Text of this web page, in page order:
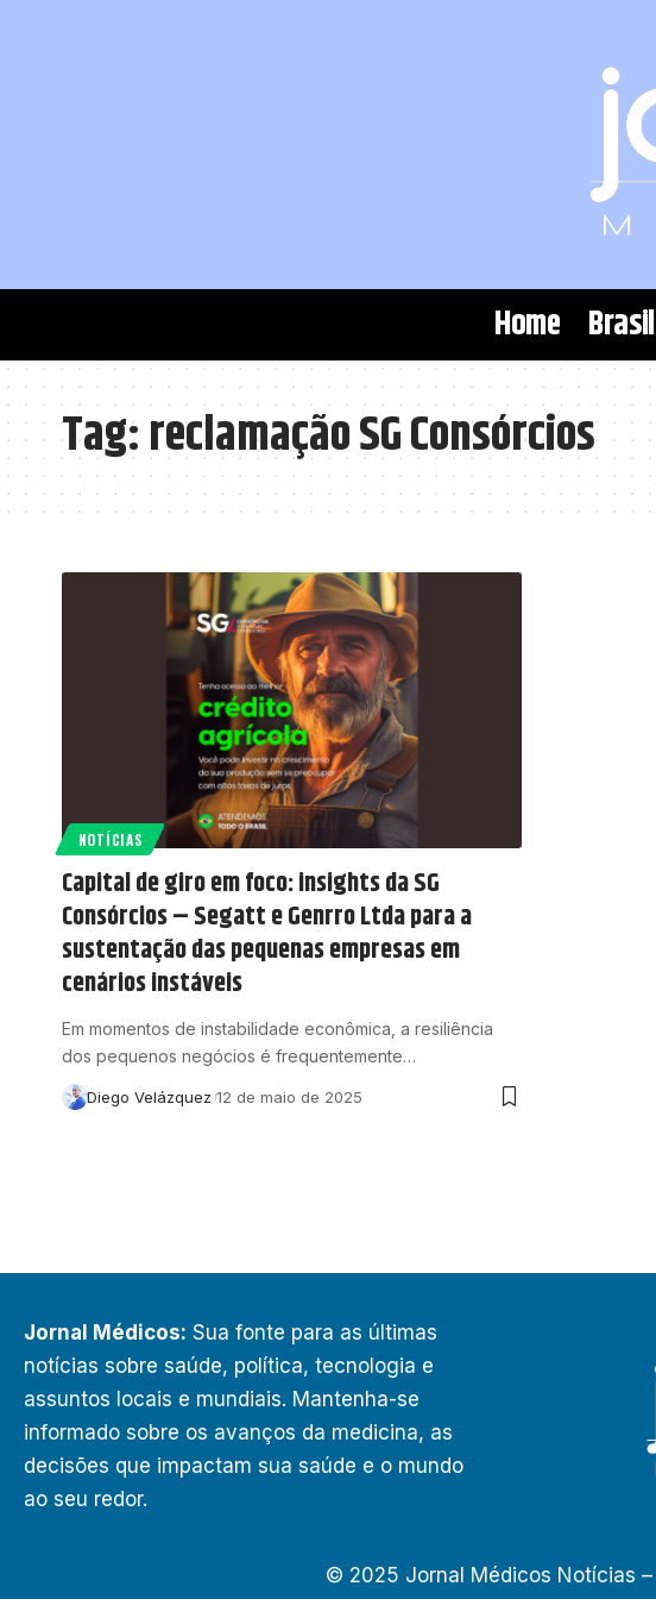
Home Brasil
Tag:reclamação SG Consórcios
NOTÍCIAS
Capital de giro em foco: insights da SG
Consórcios – Segatt e Genrro Ltda para a
sustentação das pequenas empresas em
cenários instáveis
Em momentos de instabilidade econômica, a resiliência
dos pequenos negócios é frequentemente…
Diego Velázquez 12 de maio de 2025
Jornal Médicos: Sua fonte para as últimas
notícias sobre saúde, política, tecnologia e
assuntos locais e mundiais. Mantenha-se
informado sobre os avanços da medicina, as
decisões que impactam sua saúde e o mundo
ao seu redor.
© 2025 Jornal Médicos Notícias –